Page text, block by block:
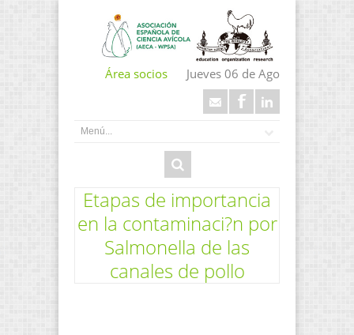
Área socios Jueves 06 de Ago
Etapas de importancia
en la contaminaci?n por
Salmonella de las
canales de pollo